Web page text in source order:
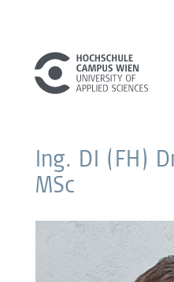
Ing. DI (FH)
MSc